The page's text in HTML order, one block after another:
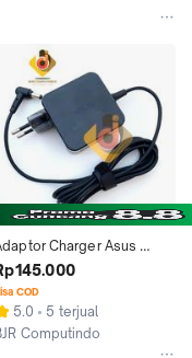
Charger Asus
A456U A456UR
19V 3.42A Original
COD
5.0
5 terjual
Computindo